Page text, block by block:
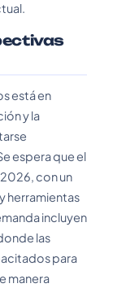
está en
y la
espera que el
con un
herramientas
incluyen
las
para
manera